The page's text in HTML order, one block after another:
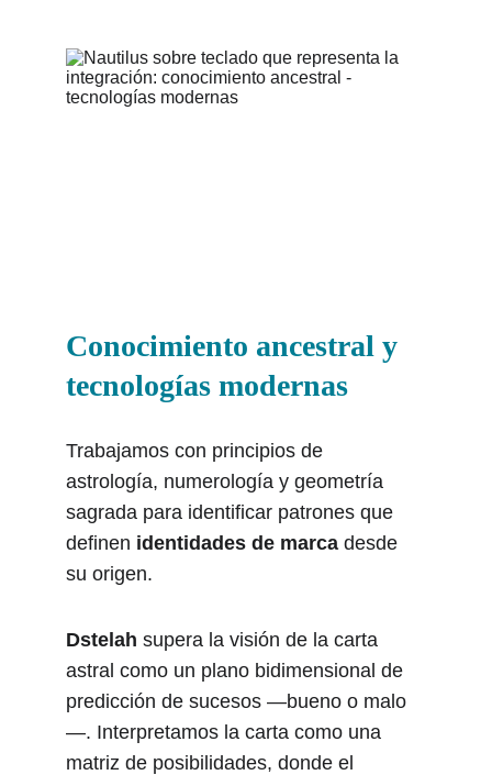
Trabajamos con principios de
astrología, numerología y geometría
sagrada para identificar patrones que
definen identidades de marca desde
su origen.
Dstelah supera la visión de la carta
astral como un plano bidimensional de
predicción de sucesos —bueno o malo
—. Interpretamos la carta como una
matriz de posibilidades, donde el
Conocimiento ancestral y
tecnologías modernas